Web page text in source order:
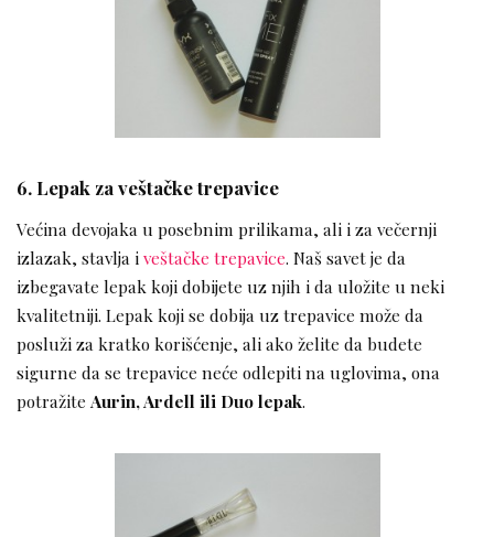
6. Lepak za veštačke trepavice
Većina devojaka u posebnim prilikama, ali i za večernji
izlazak, stavlja iveštačke trepavice. Naš savet je da
izbegavate lepak koji dobijete uz njih i da uložite u neki
kvalitetniji. Lepak koji se dobija uz trepavice može da
posluži za kratko korišćenje, ali ako želite da budete
sigurne da se trepavice neće odlepiti na uglovima, ona
potražite Aurin, Ardell ili Duo lepak.